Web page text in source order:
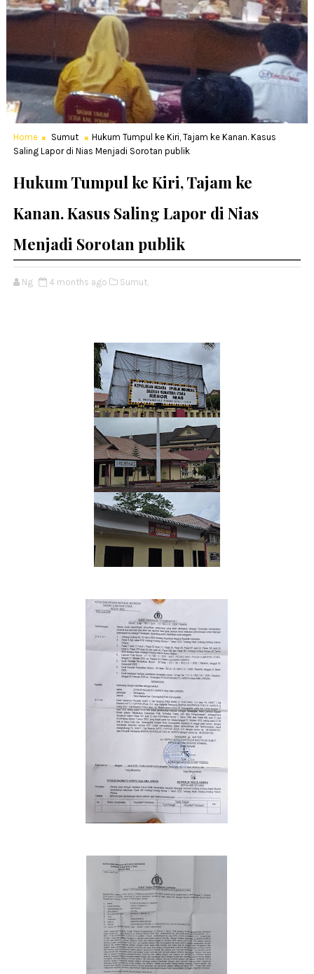
Home Sumut
Hukum Tumpul ke Kiri, Tajam ke Kanan. Kasus
Saling Lapor di Nias Menjadi Sorotan publik
Hukum Tumpul ke Kiri, Tajam ke
Kanan. Kasus Saling Lapor di Nias
Menjadi Sorotan publik
Ng 4 months ago Sumut,